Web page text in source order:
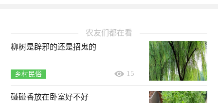
农友们都在看
柳树是辟邪的还是招鬼的
乡村民俗 15
碰碰香放在卧室好不好